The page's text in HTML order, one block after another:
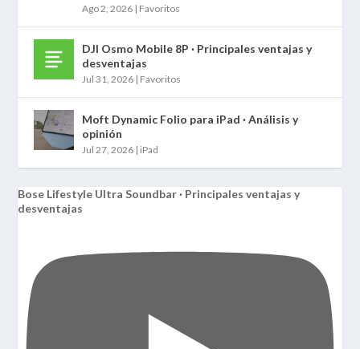
Ago 2, 2026 | Favoritos
DJI Osmo Mobile 8P · Principales ventajas y
desventajas
Jul 31, 2026 | Favoritos
Moft Dynamic Folio para iPad · Análisis y
opinión
Jul 27, 2026 | iPad
Bose Lifestyle Ultra Soundbar · Principales ventajas y
desventajas